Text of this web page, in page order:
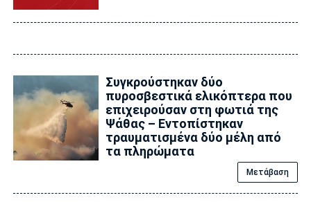
Συγκρούστηκαν δύο
πυροσβεστικά ελικόπτερα που
επιχειρούσαν στη φωτιά της
Ψάθας – Εντοπίστηκαν
τραυματισμένα δύο μέλη από
τα πληρώματα
Μετάβαση